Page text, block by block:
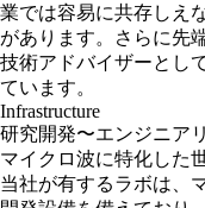
業では容易に共存しえ
があります。さらに先
技術アドバイザーとし
ています。
Infrastructure
研究開発〜エンジニア
マイクロ波に特化した
当社が有するラボは、